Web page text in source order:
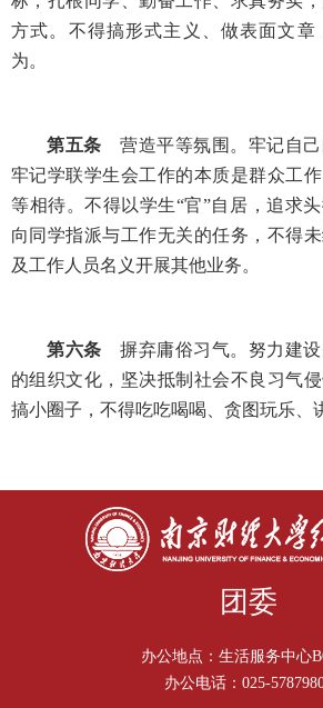
方式。不得搞形式主义、做表面文章
为。
第五条 营造平等氛围。牢记自己
牢记学联学生会工作的本质是群众工
等相待。不得以学生“官”自居，追求
向同学指派与工作无关的任务，不得
及工作人员名义开展其他业务。
第六条 摒弃庸俗习气。努力建
的组织文化，坚决抵制社会不良习气侵
搞小圈子，不得吃吃喝喝、贪图玩乐、
团委
办公地点：生活服务中心
办公电话：025-